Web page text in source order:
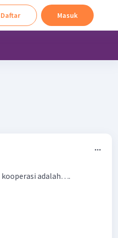
Daftar Masuk
kooperasi adalah….